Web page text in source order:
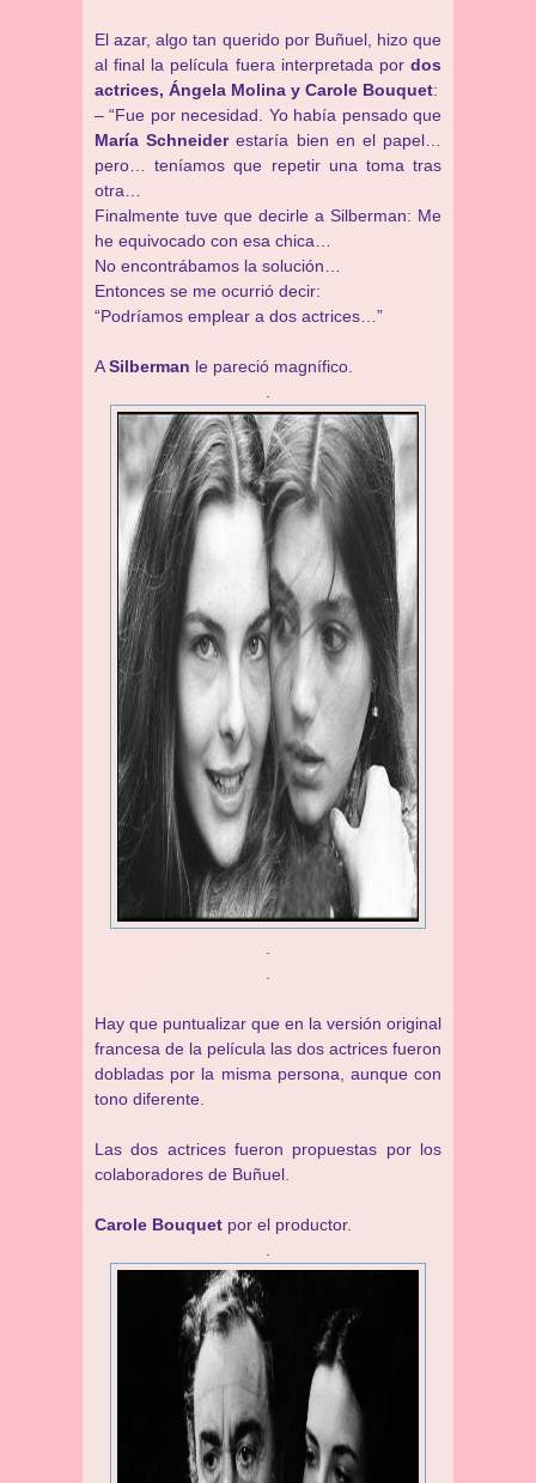
El azar, algo tan querido por Buñuel, hizo que
al final la película fuera interpretada por dos
actrices, Ángela Molina y Carole Bouquet:
– “Fue por necesidad. Yo había pensado que
María Schneiderestaría bien en el papel…
pero… teníamos que repetir una toma tras
otra…
Finalmente tuve que decirle a Silberman: Me
he equivocado con esa chica…
No encontrábamos la solución…
Entonces se me ocurrió decir:
“Podríamos emplear a dos actrices…”
ASilberman le pareció magnífico.
Hay que puntualizar que en la versión original
francesa de la película las dos actrices fueron
dobladas por la misma persona, aunque con
tono diferente.
Las dos actrices fueron propuestas por los
colaboradores de Buñuel.
Carole Bouquet por el productor.